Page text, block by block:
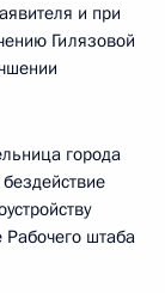
и при
Гилязовой
города
штаба